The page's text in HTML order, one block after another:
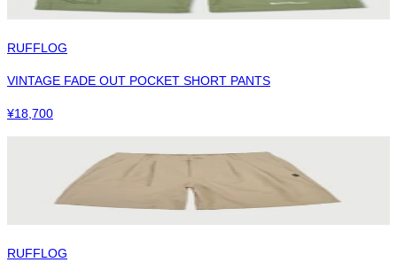
RUFFLOG
VINTAGE FADE OUT POCKET SHORT PANTS
¥18,700
RUFFLOG